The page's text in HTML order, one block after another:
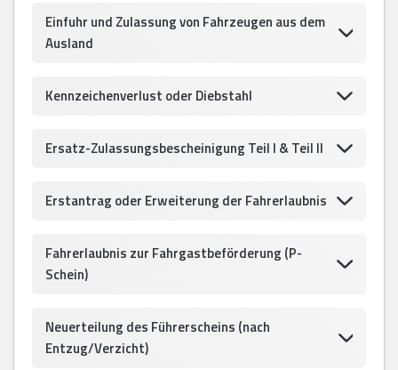
Einfuhr und Zulassung von Fahrzeugen aus dem
Ausland
Kennzeichenverlust oder Diebstahl
Ersatz-Zulassungsbescheinigung Teil I & Teil II
Erstantrag oder Erweiterung der Fahrerlaubnis
Fahrerlaubnis zur Fahrgastbeförderung (P-
Schein)
Neuerteilung des Führerscheins (nach
Entzug/Verzicht)